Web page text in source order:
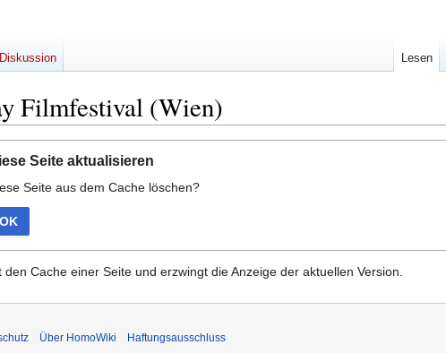
Filmfestival (Wien)
Seite aktualisieren
Seite aus dem Cache löschen?
OK
den Cache einer Seite und erzwingt die Anzeige der aktuellen Version.
Diskussion Lesen
Über HomoWiki Haftungsausschluss